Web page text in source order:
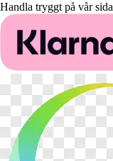
Handla tryggt på vår sida